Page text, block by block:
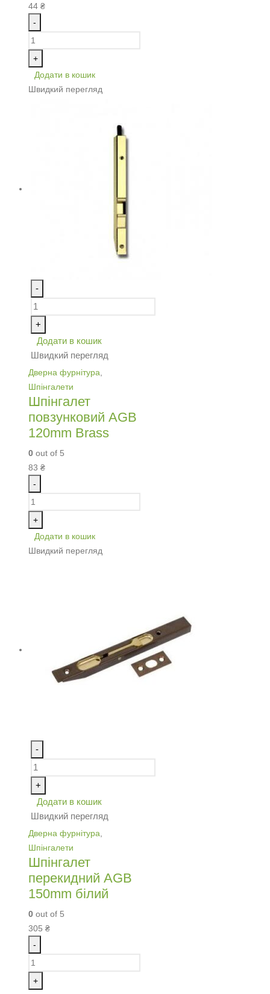
44 ₴
-
+
Додати в кошик
Швидкий перегляд
-
+
Додати в кошик
Швидкий перегляд
Дверна фурнітура
Шпінгалети
Шпінгалет
повзунковий AGB
120mm Brass
0 out of 5
83 ₴
-
+
Додати в кошик
Швидкий перегляд
-
+
Додати в кошик
Швидкий перегляд
Дверна фурнітура
Шпінгалети
Шпінгалет
перекидний AGB
150mm білий
0 out of 5
305 ₴
-
+